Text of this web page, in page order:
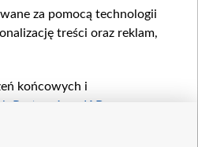
za pomocą technologii
treści oraz reklam,
końcowych i
Partnerów z IAB
podstawowych reklam,
treści, pomiaru